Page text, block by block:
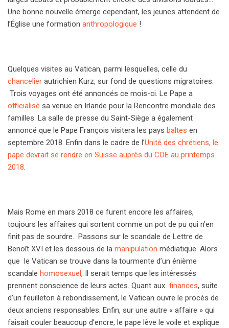
Une bonne nouvelle émerge cependant, les jeunes attendent de
l’Église une formation anthropologique !
Quelques visites au Vatican, parmi lesquelles, celle du
chancelier autrichien Kurz, sur fond de questions migratoires.
Trois voyages ont été annoncés ce mois-ci. Le Pape a
officialisé sa venue en Irlande pour la Rencontre mondiale des
familles. La salle de presse du Saint-Siège a également
annoncé que le Pape François visitera les pays baltes en
septembre 2018. Enfin dans le cadre de l’Unité des chrétiens, le
pape devrait se rendre en Suisse auprès du COE au printemps
2018.
Mais Rome en mars 2018 ce furent encore les affaires,
toujours les affaires qui sortent comme un pot de pu qui n’en
finit pas de sourdre. Passons sur le scandale de Lettre de
Benoît XVI et les dessous de la manipulation médiatique. Alors
que le Vatican se trouve dans la tourmente d’un énième
scandale homosexuel, Il serait temps que les intéressés
prennent conscience de leurs actes. Quant aux finances, suite
d’un feuilleton à rebondissement, le Vatican ouvre le procès de
deux anciens responsables. Enfin, sur une autre « affaire » qui
faisait couler beaucoup d’encre, le pape lève le voile et explique